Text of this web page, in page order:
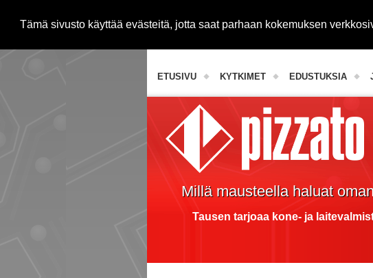
Tämä sivusto käyttää evästeitä, jotta saat parhaan kokemuksen
ETUSIVU KYTKIMET EDUSTUKSIA
Millä mausteella haluat
Tausen tarjoaa kone- ja